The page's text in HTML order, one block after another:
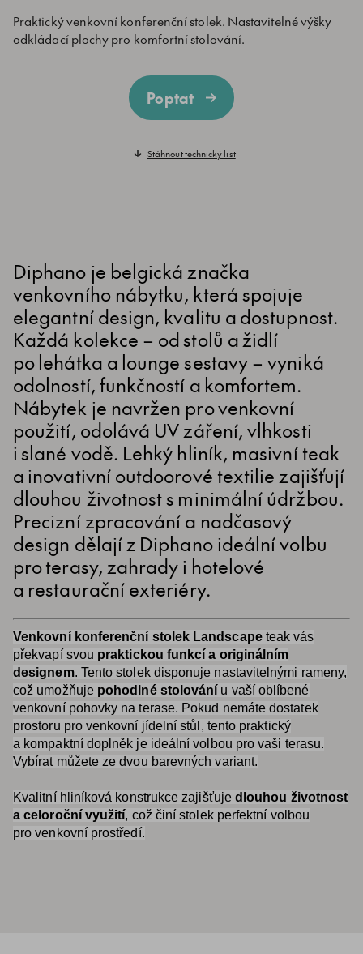
Praktický venkovní konferenční stolek. Nastavitelné výšky
odkládací plochy pro komfortní stolování.
Poptat
Stáhnout technický list
Diphano je belgická značka
venkovního nábytku, která spojuje
elegantní design, kvalitu a dostupnost.
Každá kolekce – od stolů a židlí
po lehátka a lounge sestavy – vyniká
odolností, funkčností a komfortem.
Nábytek je navržen pro venkovní
použití, odolává UV záření, vlhkosti
i slané vodě. Lehký hliník, masivní teak
a inovativní outdoorové textilie zajišťují
dlouhou životnost s minimální údržbou.
Precizní zpracování a nadčasový
design dělají z Diphano ideální volbu
pro terasy, zahrady i hotelové
a restaurační exteriéry.
Venkovní konferenční stolek Landscapeteak vás
překvapí svou praktickou funkcí a originálním
designem. Tento stolek disponuje nastavitelnými rameny,
což umožňuje pohodlné stolování u vaší oblíbené
venkovní pohovky na terase. Pokud nemáte dostatek
prostoru pro venkovní jídelní stůl, tento praktický
a kompaktní doplněk je ideální volbou pro vaši terasu.
Vybírat můžete ze dvou barevných variant.
Kvalitní hliníková konstrukce zajišťuje dlouhou životnost
a celoroční využití, což činí stolek perfektní volbou
pro venkovní prostředí.